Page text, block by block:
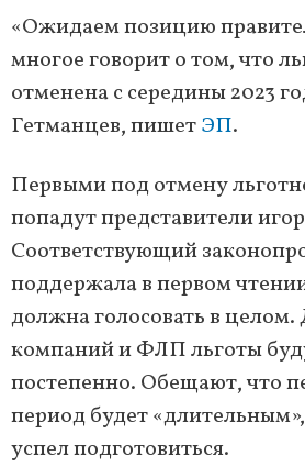
«Ожидаем позицию
многое говорит о том, что
отменена с середины 2023
Гетманцев, пишетЭП.
Первыми под отмену
попадут представители
Соответствующий
поддержала в первом
должна голосовать в целом.
компаний и ФЛП льготы
постепенно. Обещают, что
период будет
успел подготовиться.